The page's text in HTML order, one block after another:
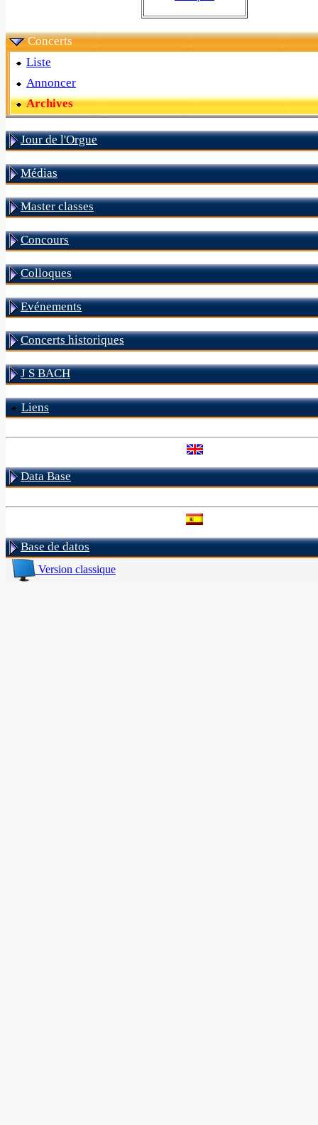
Concerts
Liste
Annoncer
Archives
Jour de l'Orgue
Médias
Master classes
Concours
Colloques
Evénements
Concerts historiques
J S BACH
Liens
Data Base
Base de datos
Version classique